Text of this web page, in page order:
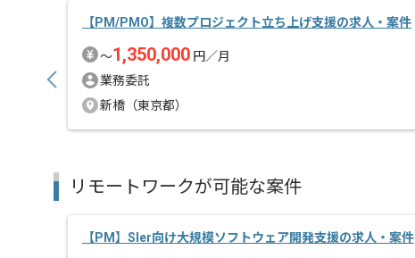
【PM/PMO】複数プロジェクト立ち上げ支援の求人・案件
〜1,350,000 円／月
業務委託
新橋（東京都）
リモートワークが可能な案件
【PM】Sler向け大規模ソフトウェア開発支援の求人・案件